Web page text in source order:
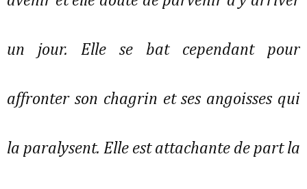
un jour. Elle se bat cependant pour
affronter son chagrin et ses angoisses qui
la paralysent. Elle est attachante de part la